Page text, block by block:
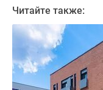
Новостройки
бизнес-
класса
Рассрочка
Траншевая
ипотека
Читайте также: